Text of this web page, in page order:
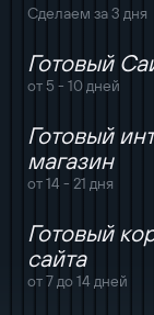
Сделаем за 3 дня
Готовый
от 5 - 10 дней
Готовый
магазин
от 14 - 21 дня
Готовый
сайта
от 7 до 14 дней